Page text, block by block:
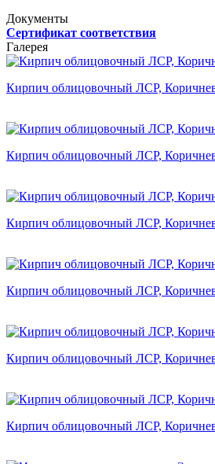
Документы
Сертификат соответствия
Галерея
Кирпич облицовочный ЛСР,
Кирпич облицовочный ЛСР,
Кирпич облицовочный ЛСР,
Кирпич облицовочный ЛСР,
Кирпич облицовочный ЛСР,
Кирпич облицовочный ЛСР,